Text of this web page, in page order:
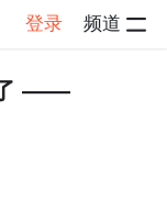
登录 频道
了 ——